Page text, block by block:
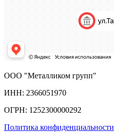
ООО "Металликом групп"
ИНН: 2366051970
ОГРН: 1252300000292
Политика конфиденциальности